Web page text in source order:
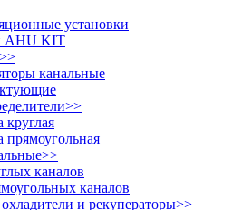
установки
AHU KIT
>>
канальные
>>
круглая
прямоугольная
>>
каналов
каналов
и рекуператоры>>